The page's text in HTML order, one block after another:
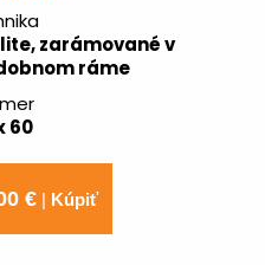
zarámované v
ráme
60
€| Kúpiť